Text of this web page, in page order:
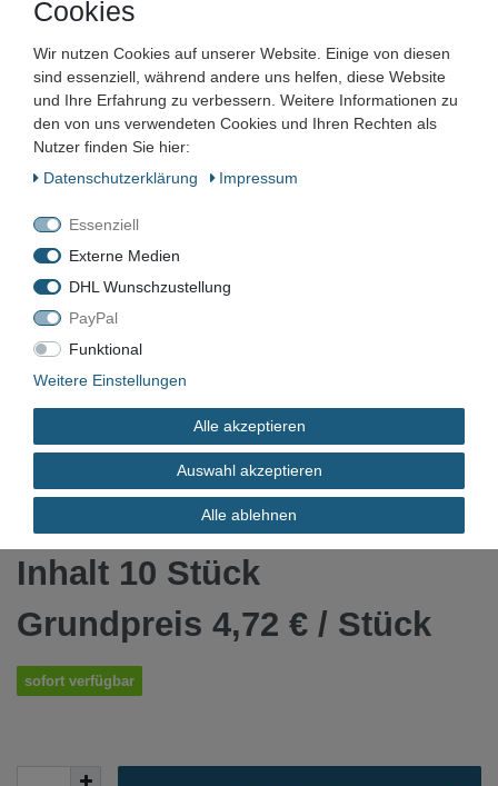
Rillenprägung
Artikelnummer:
Zustand:
SICHT7016PPR6
4013514985325
Inhalt 10 Stück
Grundpreis 4,72 € / Stück
sofort verfügbar
Cookies
Wir nutzen Cookies auf unserer Website. Einige von diesen
sind essenziell, während andere uns helfen, diese Website
und Ihre Erfahrung zu verbessern. Weitere Informationen zu
den von uns verwendeten Cookies und Ihren Rechten als
Nutzer finden Sie hier:
Daten­schutz­erklärung
Impressum
Essenziell
Externe Medien
DHL Wunschzustellung
PayPal
Funktional
Weitere Einstellungen
Alle akzeptieren
Auswahl akzeptieren
Alle ablehnen